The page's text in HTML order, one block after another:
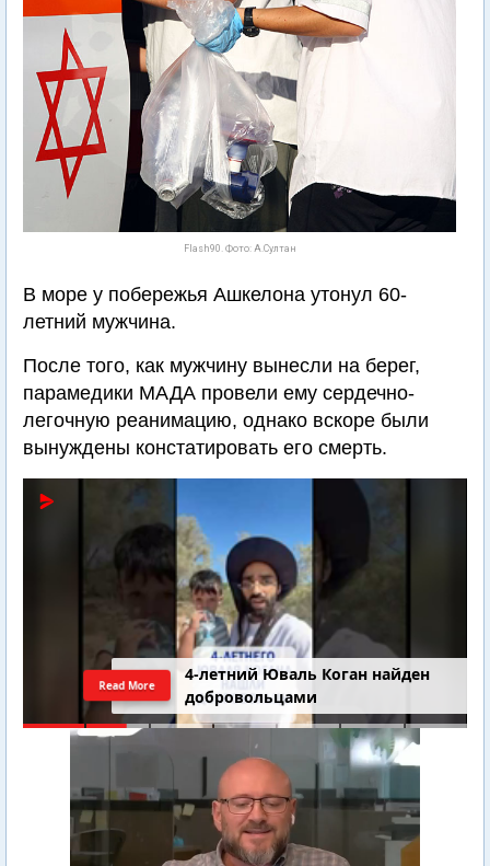
Flash90. Фото: А.Султан
В море у побережья Ашкелона утонул 60-
летний мужчина.
После того, как мужчину вынесли на берег,
парамедики МАДА провели ему сердечно-
легочную реанимацию, однако вскоре были
вынуждены констатировать его смерть.
4-летний Юваль Коган найден
добровольцами
Read More